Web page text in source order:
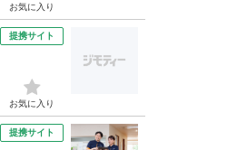
お気に入り
提携サイト
お気に入り
提携サイト